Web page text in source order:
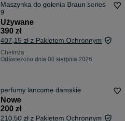
Maszynka do golenia Braun series
9
Używane
390 zł
407,15 zł z Pakietem Ochronnym
Chełmża
Odświeżono dnia 08 sierpnia 2026
perfumy lancome damskie
Nowe
200 zł
210,50 zł z Pakietem Ochronnym